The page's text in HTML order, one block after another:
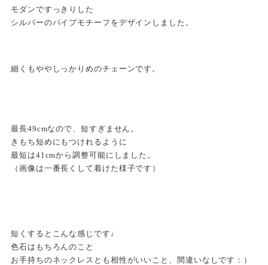
モダンですっきりした
シルバーのパイプモチーフをデザインしました。
細くもややしっかりめのチェーンです。
最長49cmなので、短すぎません。
きもち短めにもつけれるように
最短は41cmから調整可能にしました。
（画像は一番長くして着けた様子です）
短くするとこんな感じです♩
色石はもちろんのこと
お手持ちのネックレスとも相性がいいこと、間違いなしです：）